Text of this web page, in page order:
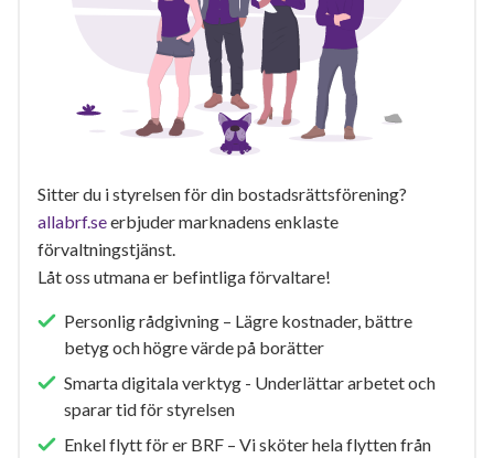
Sitter du i styrelsen för din bostadsrättsförening?
allabrf.seerbjuder marknadens enklaste
förvaltningstjänst.
Låt oss utmana er befintliga förvaltare!
Personlig rådgivning – Lägre kostnader, bättre
betyg och högre värde på borätter
Smarta digitala verktyg - Underlättar arbetet och
sparar tid för styrelsen
Enkel flytt för er BRF – Vi sköter hela flytten från